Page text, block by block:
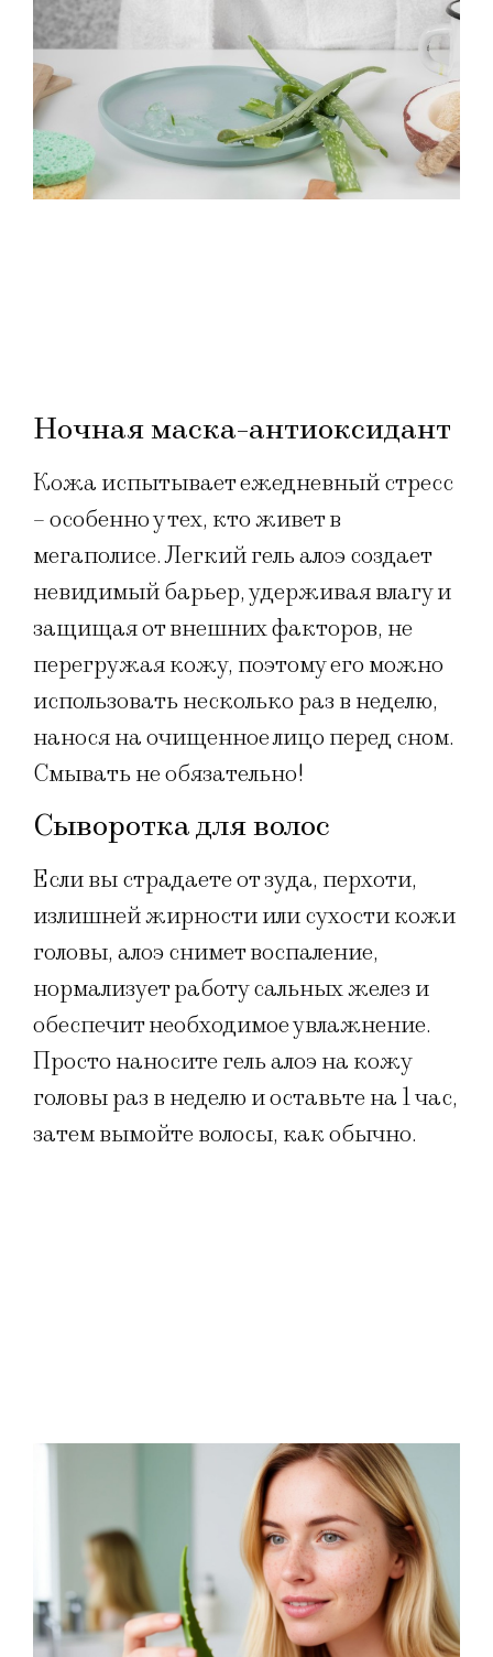
Ночная маска-антиоксидант
Кожа испытывает ежедневный стресс
– особенно у тех, кто живет в
мегаполисе. Легкий гель алоэ создает
невидимый барьер, удерживая влагу и
защищая от внешних факторов, не
перегружая кожу, поэтому его можно
использовать несколько раз в неделю,
нанося на очищенное лицо перед сном.
Смывать не обязательно!
Сыворотка для волос
Если вы страдаете от зуда, перхоти,
излишней жирности или сухости кожи
головы, алоэ снимет воспаление,
нормализует работу сальных желез и
обеспечит необходимое увлажнение.
Просто наносите гель алоэ на кожу
головы раз в неделю и оставьте на 1 час,
затем вымойте волосы, как обычно.